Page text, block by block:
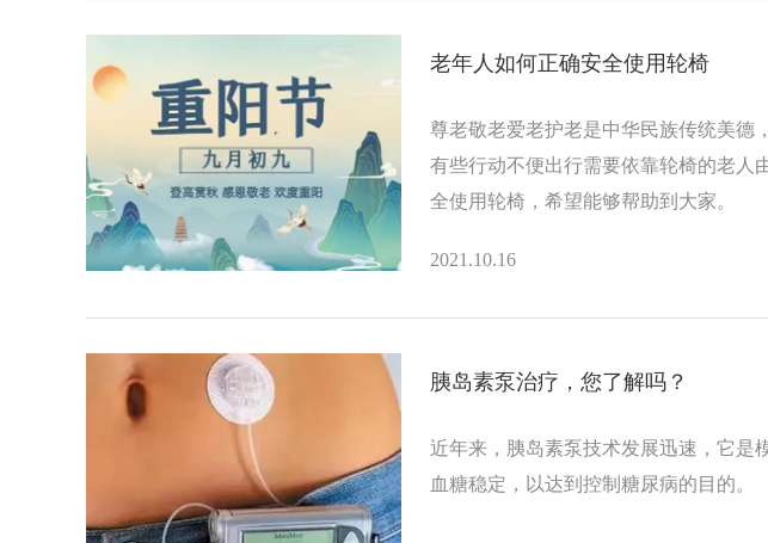
老年人如何正确安全使用轮椅
尊老敬老爱老护老是中华民族传统美德
有些行动不便出行需要依靠轮椅的老人
全使用轮椅，希望能够帮助到大家。
2021.10.16
胰岛素泵治疗，您了解吗？
近年来，胰岛素泵技术发展迅速，它是
血糖稳定，以达到控制糖尿病的目的。